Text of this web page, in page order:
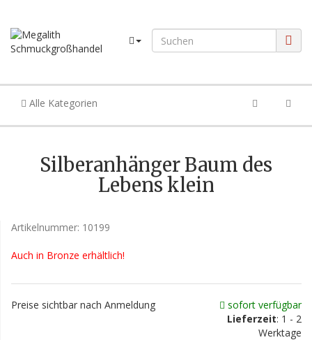
Alle Kategorien
Silberanhänger Baum des
Lebens klein
Artikelnummer: 10199
Auch in Bronze erhältlich!
Preise sichtbar nach Anmeldung
sofort verfügbar
Lieferzeit: 1 - 2
Werktage